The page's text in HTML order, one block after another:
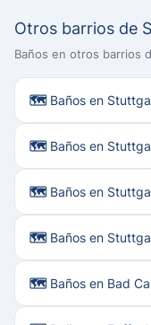
Otros barrios de
Baños en otros barrios
🗺 Baños en
🗺 Baños en
🗺 Baños en
🗺 Baños en
🗺 Baños en Bad